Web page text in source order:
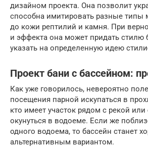
дизайном проекта. Она позволит
способна имитировать разные типы
до кожи рептилий и камня. При
и эффекта она может придать стилю
указать на определенную идею
Проект бани с бассейном:
Как уже говорилось, невероятно
посещения парной искупаться в
кто имеет участок рядом с рекой или
окунуться в водоеме. Если же
одного водоема, то бассейн станет
альтернативным вариантом.